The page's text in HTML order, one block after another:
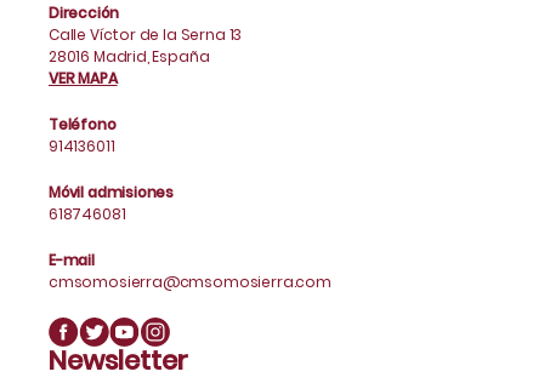
Dirección
Calle Víctor de la Serna 13
28016 Madrid, España
VER MAPA
Teléfono
914136011
Móvil admisiones
618746081
E-mail
cmsomosierra@cmsomosierra.com
Newsletter